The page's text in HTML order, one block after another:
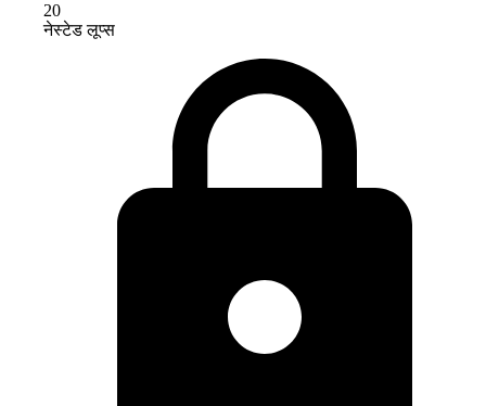
20
नेस्टेड लूप्स